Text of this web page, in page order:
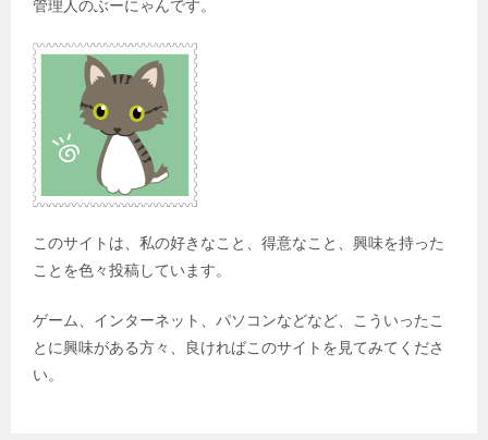
管理人のぶーにゃんです。
このサイトは、私の好きなこと、得意なこと、興味を持った
ことを色々投稿しています。
ゲーム、インターネット、パソコンなどなど、こういったこ
とに興味がある方々、良ければこのサイトを見てみてくださ
い。